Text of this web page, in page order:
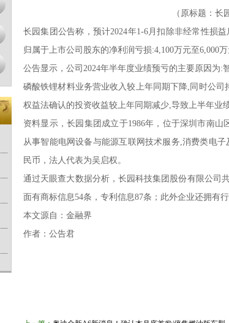
（原标题：长
长园集团公告称，预计2024年1-6月扣除非经常性损
归属于上市公司股东的净利润亏损:4,100万元至6,000万
公告显示，公司2024年半年度业绩预亏的主要原因为
磷酸铁锂材料业务营业收入较上年同期下降,同时公
权益法确认的投资收益较上年同期减少,导致上半年业
资料显示，长园集团成立于1986年，位于深圳市南
从事智能电网设备与能源互联网技术服务,消费类电
民币，法人代表为吴启权。
通过天眼查大数据分析，长园科技集团股份有限公司
面有商标信息54条，专利信息87条；此外企业还拥有行
本文源自：金融界
作者：公告君